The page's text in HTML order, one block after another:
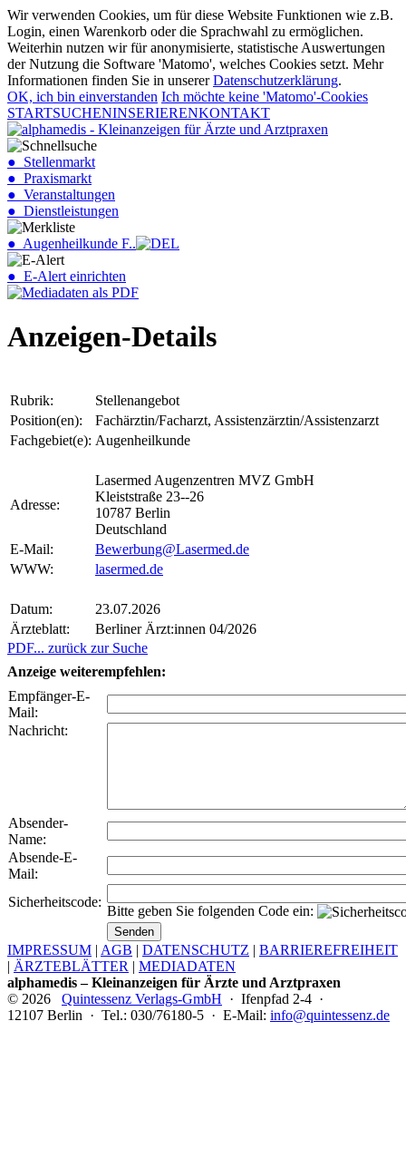
Wir verwenden Cookies, um für diese Website Funktionen wie z.B.
Login, einen Warenkorb oder die Sprachwahl zu ermöglichen.
Weiterhin nutzen wir für anonymisierte, statistische Auswertungen
der Nutzung die Software 'Matomo', welches Cookies setzt. Mehr
Informationen finden Sie in unsererDatenschutzerklärung.
OK, ich bin einverstanden Ich möchte keine 'Matomo'-Cookies
STARTSUCHENINSERIERENKONTAKT
● Stellenmarkt
● Praxismarkt
● Veranstaltungen
● Dienstleistungen
● Augenheilkunde F..
● E-Alert einrichten
Anzeigen-Details
Rubrik:
Stellenangebot
Position(en):
Fachärztin/Facharzt, Assistenzärztin/Assistenzarzt
Fachgebiet(e): Augenheilkunde
Adresse:
Lasermed Augenzentren MVZ GmbH
Kleiststraße 23--26
10787 Berlin
Deutschland
E-Mail:
Bewerbung@Lasermed.de
WWW:
lasermed.de
Datum:
23.07.2026
Ärzteblatt:
Berliner Ärzt:innen 04/2026
PDF... zurück zur Suche
Anzeige weiterempfehlen:
Empfänger-E-
Mail:
Nachricht:
Absender-
Name:
Absende-E-
Mail:
Sicherheitscode:
Bitte geben Sie folgenden Code ein:
IMPRESSUM | AGB | DATENSCHUTZ | BARRIEREFREIHEIT
| ÄRZTEBLÄTTER | MEDIADATEN
alphamedis – Kleinanzeigen für Ärzte und Arztpraxen
© 2026 Quintessenz Verlags-GmbH · Ifenpfad 2-4 ·
12107 Berlin · Tel.: 030/76180-5 · E-Mail: info@quintessenz.de